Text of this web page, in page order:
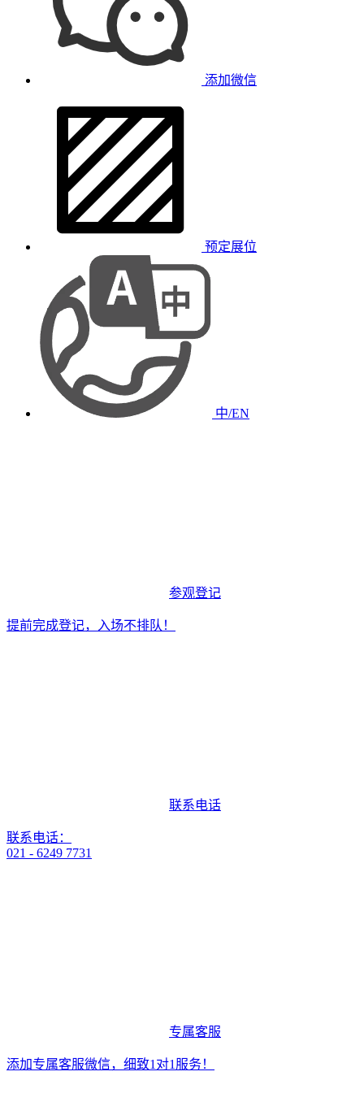
添加微信
预定展位
中/EN
参观登记
提前完成登记，入场不排队！
联系电话
联系电话：
021 - 6249 7731
专属客服
添加专属客服微信，细致1对1服务！